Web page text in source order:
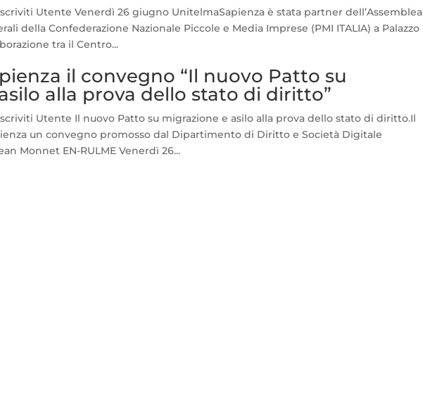
Utente Venerdì 26 giugno UnitelmaSapienza è stata partner dell’Assemblea
della Confederazione Nazionale Piccole e Media Imprese (PMI ITALIA) a Palazzo
tra il Centro...
il convegno “Il nuovo Patto su
alla prova dello stato di diritto”
Utente Il nuovo Patto su migrazione e asilo alla prova dello stato di diritto.Il
un convegno promosso dal Dipartimento di Diritto e Società Digitale
Monnet EN-RULME Venerdì 26...